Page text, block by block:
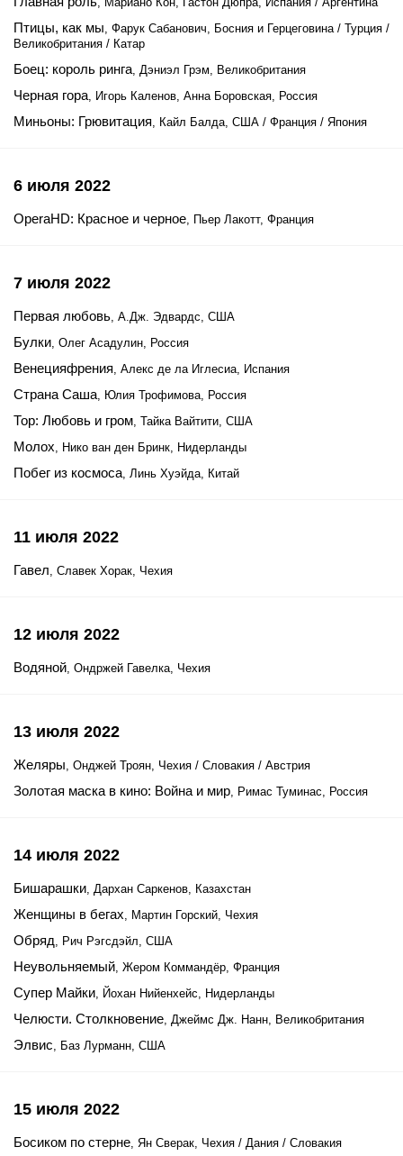
Птицы, как мы, Фарук Сабанович, Босния и Герцеговина / Турция /
Великобритания / Катар
Боец: король ринга, Дэниэл Грэм, Великобритания
Черная гора, Игорь Каленов, Анна Боровская, Россия
Миньоны: Грювитация, Кайл Балда, США / Франция / Япония
6 июля 2022
OperaHD: Красное и черное, Пьер Лакотт, Франция
7 июля 2022
Первая любовь, А.Дж. Эдвардс, США
Булки, Олег Асадулин, Россия
Венецияфрения, Алекс де ла Иглесиа, Испания
Страна Саша, Юлия Трофимова, Россия
Тор: Любовь и гром, Тайка Вайтити, США
Молох, Нико ван ден Бринк, Нидерланды
Побег из космоса, Линь Хуэйда, Китай
11 июля 2022
Гавел, Славек Хорак, Чехия
12 июля 2022
Водяной, Ондржей Гавелка, Чехия
13 июля 2022
Желяры, Онджей Троян, Чехия / Словакия / Австрия
Золотая маска в кино: Война и мир, Римас Туминас, Россия
14 июля 2022
Бишарашки, Дархан Саркенов, Казахстан
Женщины в бегах, Мартин Горский, Чехия
Обряд, Рич Рэгсдэйл, США
Неувольняемый, Жером Коммандёр, Франция
Супер Майки, Йохан Нийенхейс, Нидерланды
Челюсти. Столкновение, Джеймс Дж. Нанн, Великобритания
Элвис, Баз Лурманн, США
15 июля 2022
Босиком по стерне, Ян Сверак, Чехия / Дания / Словакия